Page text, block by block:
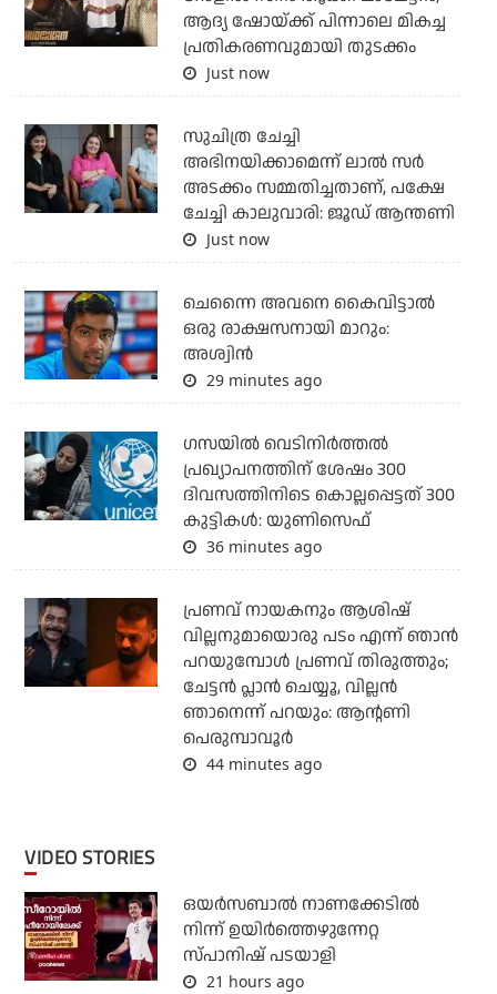
ആദ്യ ഷോയ്ക്ക് പിന്നാലെ മികച്ച
പ്രതികരണവുമായി തുടക്കം
Just now
സുചിത്ര ചേച്ചി
അഭിനയിക്കാമെന്ന് ലാല്‍ സര്‍
അടക്കം സമ്മതിച്ചതാണ്, പക്ഷേ
ചേച്ചി കാലുവാരി: ജൂഡ് ആന്തണി
Just now
ചെന്നൈ അവനെ കൈവിട്ടാല്‍
ഒരു രാക്ഷസനായി മാറും:
അശ്വിന്‍
29 minutes ago
ഗസയില്‍ വെടിനിര്‍ത്തല്‍
പ്രഖ്യാപനത്തിന് ശേഷം 300
ദിവസത്തിനിടെ കൊല്ലപ്പെട്ടത് 300
കുട്ടികള്‍: യുണിസെഫ്
36 minutes ago
പ്രണവ് നായകനും ആശിഷ്
വില്ലനുമായൊരു പടം എന്ന് ഞാന്‍
പറയുമ്പോള്‍ പ്രണവ് തിരുത്തും;
ചേട്ടന്‍ പ്ലാന്‍ ചെയ്യൂ, വില്ലന്‍
ഞാനെന്ന് പറയും: ആന്റണി
പെരുമ്പാവൂര്‍
44 minutes ago
VIDEO STORIES
ഒയര്‍സബാൽ നാണക്കേടിൽ
നിന്ന് ഉയിർത്തെഴുന്നേറ്റ
സ്പാനിഷ് പടയാളി
21 hours ago